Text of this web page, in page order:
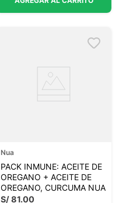
Nua
PACK INMUNE: ACEITE DE
OREGANO + ACEITE DE
OREGANO, CURCUMA NUA
S/81.00